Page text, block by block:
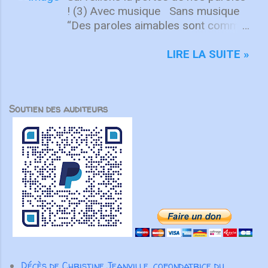
se rassemblent pour servir le
peuple de Dieu. Dans Actes 21,
Jérusalem pour le soutenir et
partenariat marque aussi l’histoire
de l’Union. Dès 1840, Henriette
Feller, Louis Roussy et les
missionnaires suisses ont tissé
des liens au-delà des frontières,
soutenus par des amis des États-
Unis. Même nos fondateurs
anglophones ont choisi de servir
en français, montrant la force
transformatrice du partenariat au
! (3) Avec musique Sans musique
“Des paroles aimables sont comme
cœur, elles font du bien au corps”
capables d’encourager les autres ?
Il écrit : “En proclamant la vérité
avec amour, nous grandirons en
tout vers celui qui est la tête, le
Christ. C’est grâce à Lui que le
corps forme un tout solide, bien uni
par toutes les articulations dont il
est pourvu. Ainsi, lorsque chaque
partie fonctionne comme elle doit, le
corps entier grandit et se construit
LIRE LA SUITE »
Soutien des auditeurs